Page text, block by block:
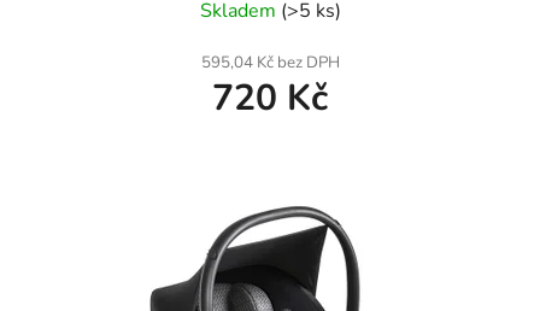
Skladem (>5 ks)
595,04 Kč bez DPH
720 Kč